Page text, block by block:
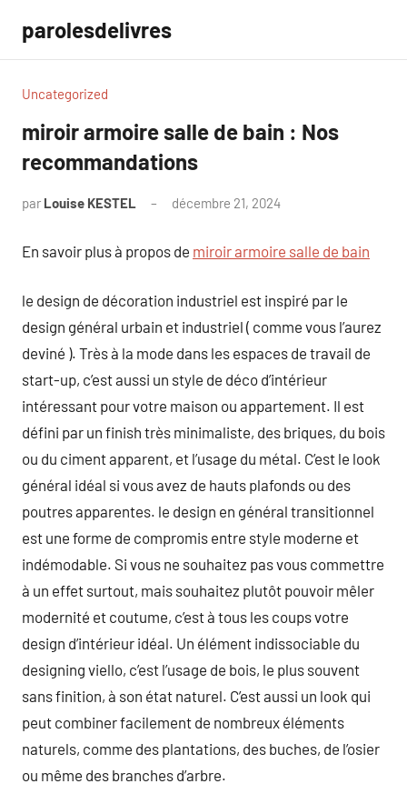
contenu
parolesdelivres
Uncategorized
miroir armoire salle de bain : Nos
recommandations
par Louise KESTEL décembre 21, 2024
En savoir plus à propos de miroir armoire salle de bain
le design de décoration industriel est inspiré par le
design général urbain et industriel ( comme vous l’aurez
deviné ). Très à la mode dans les espaces de travail de
start-up, c’est aussi un style de déco d’intérieur
intéressant pour votre maison ou appartement. Il est
défini par un finish très minimaliste, des briques, du bois
ou du ciment apparent, et l’usage du métal. C’est le look
général idéal si vous avez de hauts plafonds ou des
poutres apparentes. le design en général transitionnel
est une forme de compromis entre style moderne et
indémodable. Si vous ne souhaitez pas vous commettre
à un effet surtout, mais souhaitez plutôt pouvoir mêler
modernité et coutume, c’est à tous les coups votre
design d’intérieur idéal. Un élément indissociable du
designing viello, c’est l’usage de bois, le plus souvent
sans finition, à son état naturel. C’est aussi un look qui
peut combiner facilement de nombreux éléments
naturels, comme des plantations, des buches, de l’osier
ou même des branches d’arbre.